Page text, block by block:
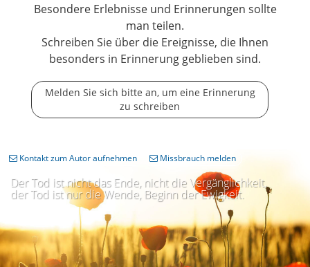
Besondere Erlebnisse und Erinnerungen sollte
man teilen.
Schreiben Sie über die Ereignisse, die Ihnen
besonders in Erinnerung geblieben sind.
Melden Sie sich bitte an, um eine Erinnerung
zu schreiben
Der Tod ist nicht das Ende, nicht die Vergänglichkeit,
der Tod ist nur die Wende, Beginn der Ewigkeit.
Kontakt zum Autor aufnehmen Missbrauch melden